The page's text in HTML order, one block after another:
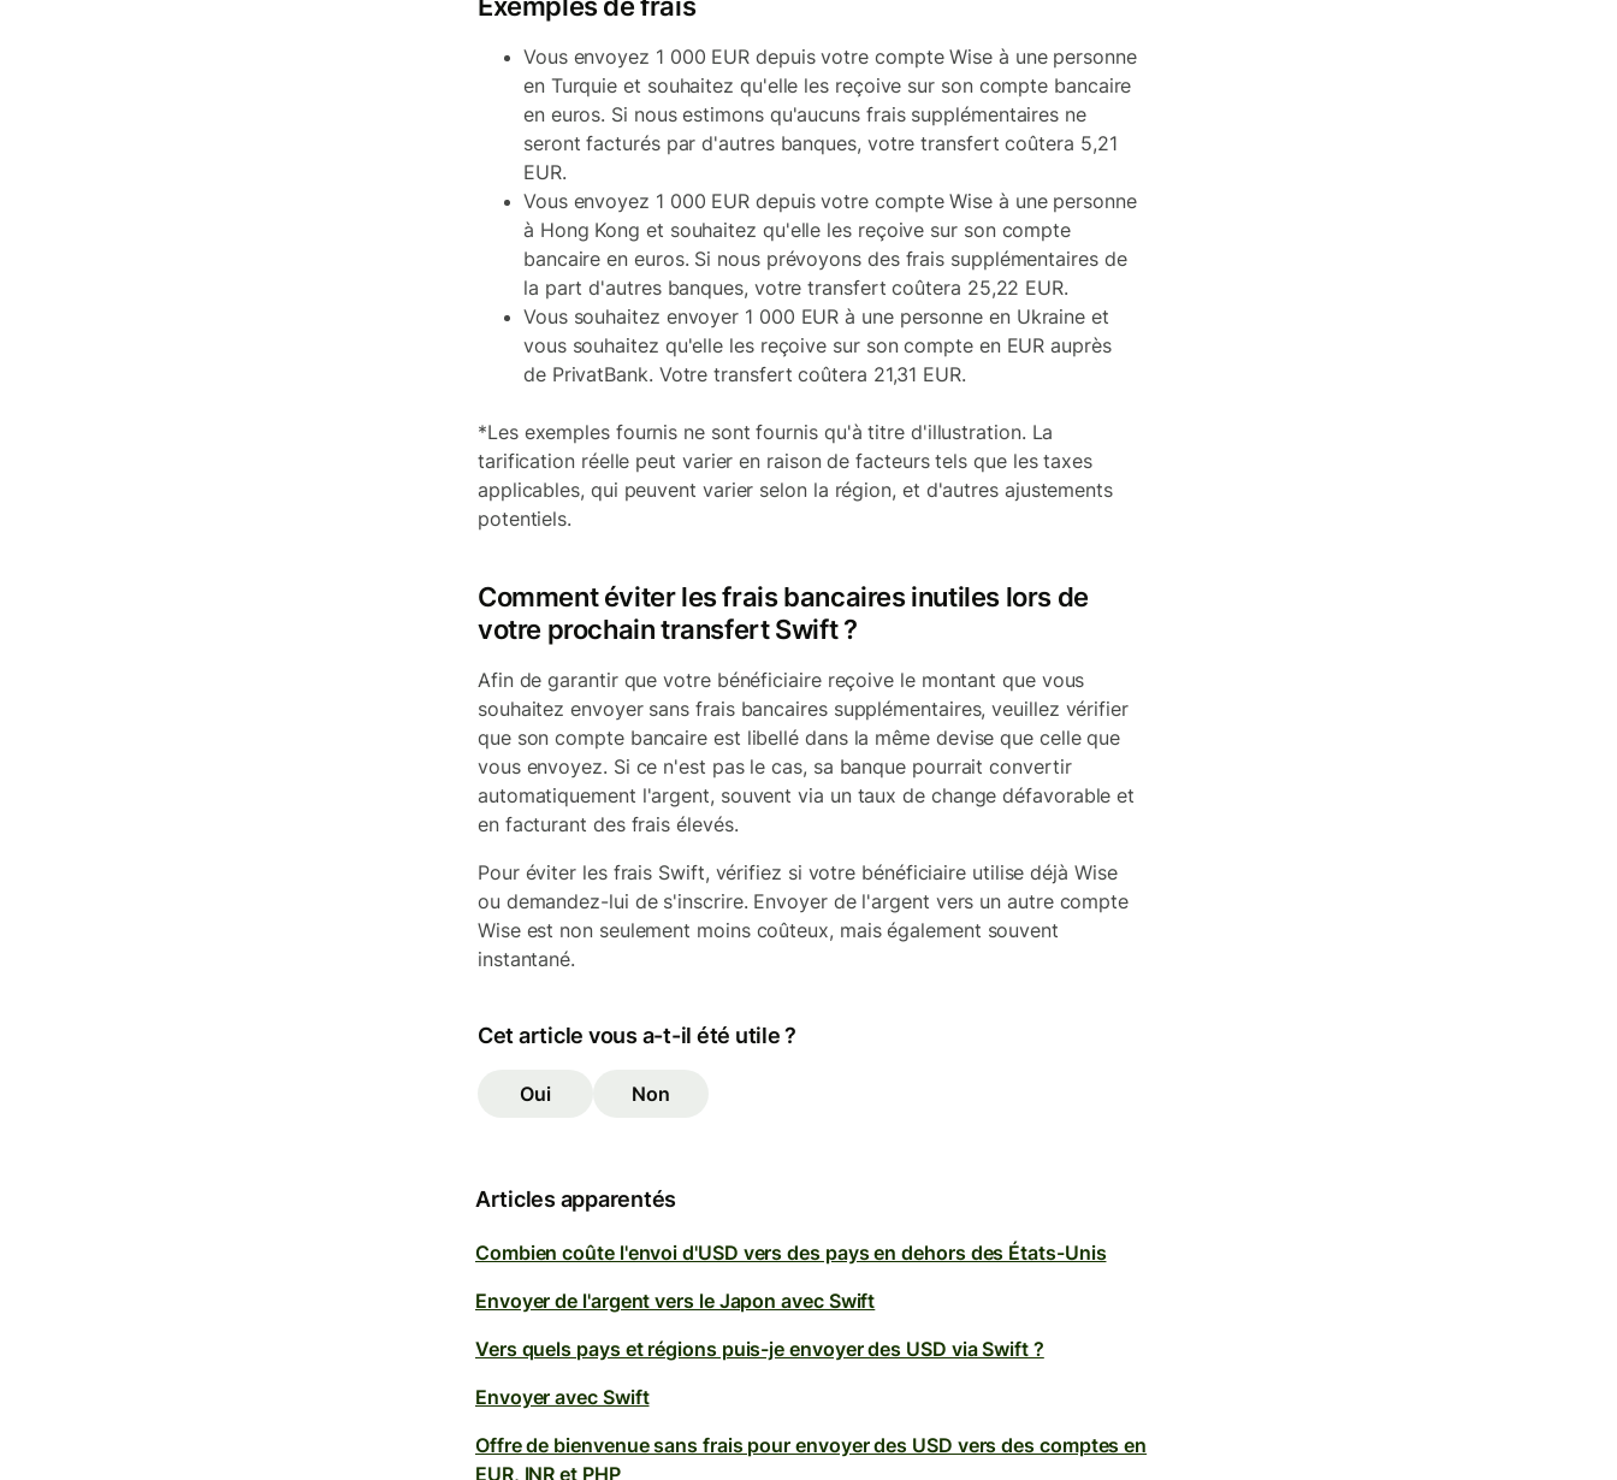
Vous envoyez 1 000 EUR depuis votre compte Wise à une personne
en Turquie et souhaitez qu'elle les reçoive sur son compte bancaire
en euros. Si nous estimons qu'aucuns frais supplémentaires ne
seront facturés par d'autres banques, votre transfert coûtera 5,21
EUR.
Vous envoyez 1 000 EUR depuis votre compte Wise à une personne
à Hong Kong et souhaitez qu'elle les reçoive sur son compte
bancaire en euros. Si nous prévoyons des frais supplémentaires de
la part d'autres banques, votre transfert coûtera 25,22 EUR.
Vous souhaitez envoyer 1 000 EUR à une personne en Ukraine et
vous souhaitez qu'elle les reçoive sur son compte en EUR auprès
de PrivatBank. Votre transfert coûtera 21,31 EUR.
*Les exemples fournis ne sont fournis qu'à titre d'illustration. La
tarification réelle peut varier en raison de facteurs tels que les taxes
applicables, qui peuvent varier selon la région, et d'autres ajustements
potentiels.
Comment éviter les frais bancaires inutiles lors de
votre prochain transfert Swift ?
Afin de garantir que votre bénéficiaire reçoive le montant que vous
souhaitez envoyer sans frais bancaires supplémentaires, veuillez vérifier
que son compte bancaire est libellé dans la même devise que celle que
vous envoyez. Si ce n'est pas le cas, sa banque pourrait convertir
automatiquement l'argent, souvent via un taux de change défavorable et
en facturant des frais élevés.
Pour éviter les frais Swift, vérifiez si votre bénéficiaire utilise déjà Wise
ou demandez-lui de s'inscrire. Envoyer de l'argent vers un autre compte
Wise est non seulement moins coûteux, mais également souvent
instantané.
Cet article vous a-t-il été utile ?
Oui Non
Articles apparentés
Combien coûte l'envoi d'USD vers des pays en dehors des États-Unis
Envoyer de l'argent vers le Japon avec Swift
Vers quels pays et régions puis-je envoyer des USD via Swift ?
Envoyer avec Swift
Offre de bienvenue sans frais pour envoyer des USD vers des comptes en
EUR, INR et PHP